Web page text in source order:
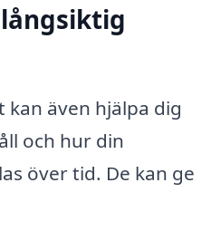
även hjälpa dig
och hur din
över tid. De kan ge